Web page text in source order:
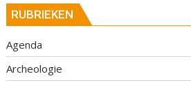
RUBRIEKEN
Agenda
Archeologie